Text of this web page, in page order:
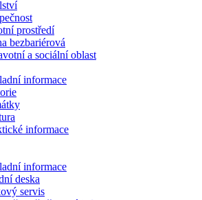
prostředí
bezbariérová
a sociální oblast
informace
informace
informace
deska
servis